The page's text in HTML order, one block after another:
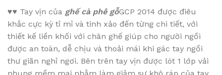
♥♥ Tay vịn của ghế cà phê gỗGCP 2014 được điêu
khắc cực kỳ tỉ mỉ và tinh xảo đến từng chi tiết, với
thiết kế liền khối với chân ghế giúp cho người ngồi
được an toàn, dễ chịu và thoải mái khi gác tay ngồi
thư giãn nghỉ ngơi. Bên trên tay vịn được lót 1 lớp vải